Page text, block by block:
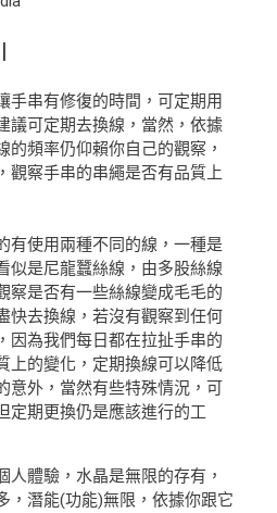
手串有修復的時間，可定期用
議可定期去換線，當然，依據
的頻率仍仰賴你自己的觀察，
觀察手串的串繩是否有品質上
有使用兩種不同的線，一種是
似是尼龍蠶絲線，由多股絲線
察是否有一些絲線變成毛毛的
快去換線，若沒有觀察到任何
因為我們每日都在拉扯手串的
上的變化，定期換線可以降低
意外，當然有些特殊情況，可
定期更換仍是應該進行的工
人體驗，水晶是無限的存有，
，潛能(功能)無限，依據你跟它